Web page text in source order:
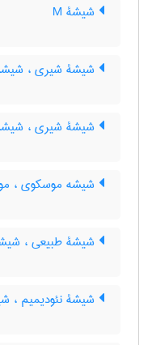
شیشۀ M
شیشۀ شیری ،
شیشۀ شیری ،
شیشه موسکوی ،
شیشۀ طبیعی ،
شیشۀ نئودیمیم ،